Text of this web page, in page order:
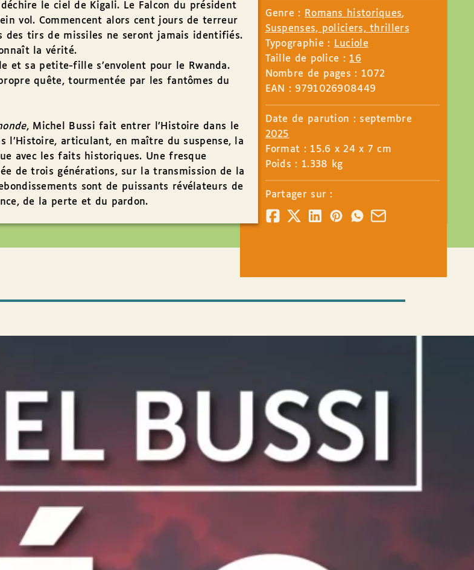
le ciel de Kigali. Le Falcon du président
vol. Commencent alors cent jours de terreur
des tirs de missiles ne seront jamais identifiés.
la vérité.
et sa petite-fille s’envolent pour le Rwanda.
quête, tourmentée par les fantômes du
, Michel Bussi fait entrer l’Histoire dans le
l’Histoire, articulant, en maître du suspense, la
avec les faits historiques. Une fresque
de trois générations, sur la transmission de la
sont de puissants révélateurs de
de la perte et du pardon.
Genre : Romans historiques,
Suspenses, policiers, thrillers
Typographie : Luciole
Taille de police : 16
Nombre de pages : 1072
EAN : 9791026908449
Date de parution : septembre
2025
Format : 15.6 x 24 x 7 cm
Poids : 1.338 kg
Partager sur :